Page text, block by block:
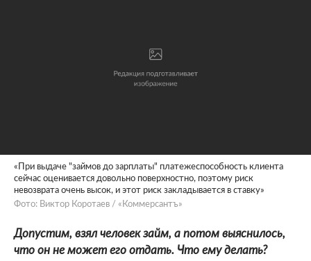
«При выдаче "займов до зарплаты" платежеспособность клиента
сейчас оценивается довольно поверхностно, поэтому риск
невозврата очень высок, и этот риск закладывается в ставку»
Фото: Виктор Коротаев / «Коммерсантъ»
Допустим, взял человек займ, а потом выяснилось,
что он не может его отдать. Что ему делать?